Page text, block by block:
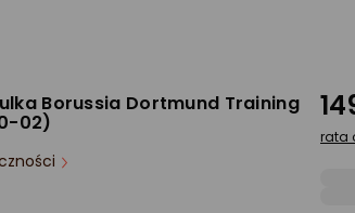
Borussia Dortmund Training
02)
rata